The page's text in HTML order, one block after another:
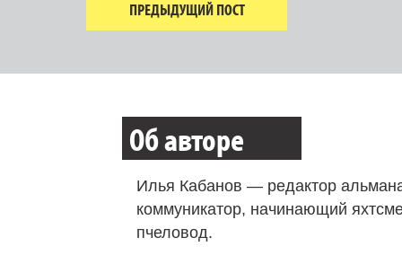
ПРЕДЫДУЩИЙ ПОСТ
Об авторе
Илья Кабанов — редактор
коммуникатор, начинающий
пчеловод.